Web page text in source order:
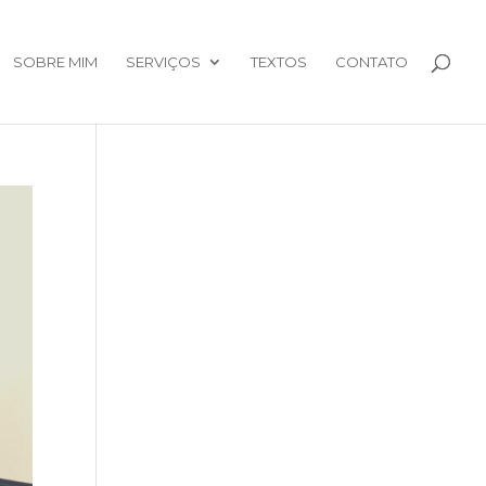
SOBRE MIM SERVIÇOS TEXTOS CONTATO